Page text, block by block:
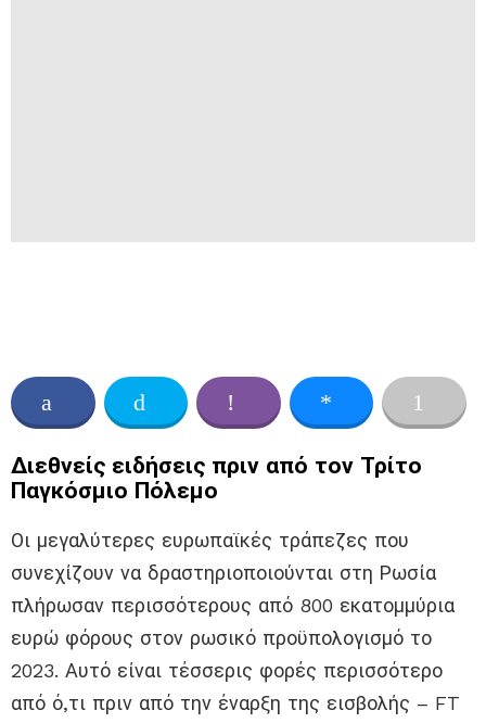
Διεθνείς ειδήσεις πριν από τον Τρίτο
Παγκόσμιο Πόλεμο
Οι μεγαλύτερες ευρωπαϊκές τράπεζες που
συνεχίζουν να δραστηριοποιούνται στη Ρωσία
πλήρωσαν περισσότερους από 800 εκατομμύρια
ευρώ φόρους στον ρωσικό προϋπολογισμό το
2023. Αυτό είναι τέσσερις φορές περισσότερο
από ό,τι πριν από την έναρξη της εισβολής – FT